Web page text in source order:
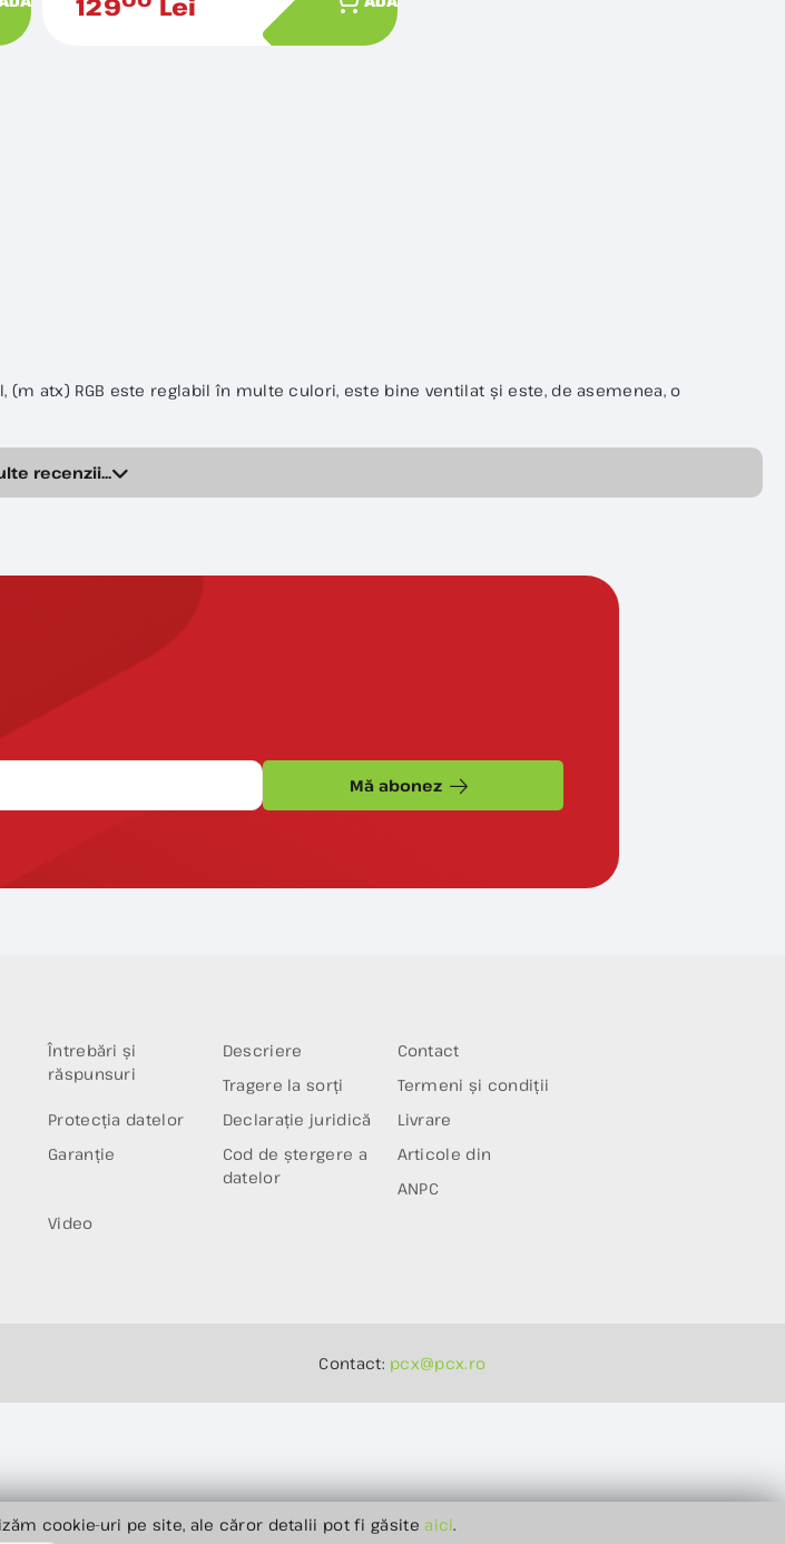
129 Lei
atx) RGB este reglabil în multe culori, este bine ventilat și este, de asemenea, o
recenzii...
Mă abonez
Întrebări și
răspunsuri
Descriere
Contact
Tragere la sorți
Termeni și condiții
Protecția datelor
Declarație juridică
Livrare
Garanție
Cod de ștergere a
datelor
Articole din
ANPC
Video
Contact: pcx@pcx.ro
cookie-uri pe site, ale căror detalii pot fi găsiteaici.